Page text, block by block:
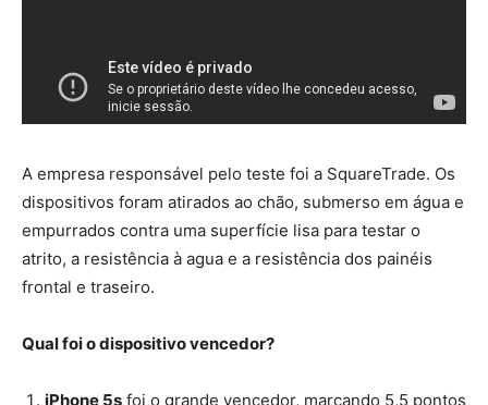
A empresa responsável pelo teste foi a SquareTrade. Os
dispositivos foram atirados ao chão, submerso em água e
empurrados contra uma superfície lisa para testar o
atrito, a resistência à agua e a resistência dos painéis
frontal e traseiro.
Qual foi o dispositivo vencedor?
iPhone 5s foi o grande vencedor, marcando 5,5 pontos